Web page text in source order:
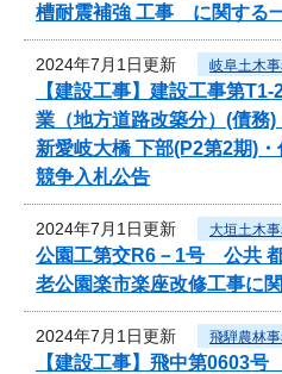
槽耐震補強 工事 に関する
2024年7月1日更新 岐阜土木
【建設工事】建設工事第
業（地方道路改築分）(債務
新愛岐大橋 下部(P2第2期)
競争入札公告
2024年7月1日更新 大垣土木
公園工第交R6－1号 公共
老公園楽市楽座改修工事に
2024年7月1日更新 飛騨農林
【建設工事】飛中第0603